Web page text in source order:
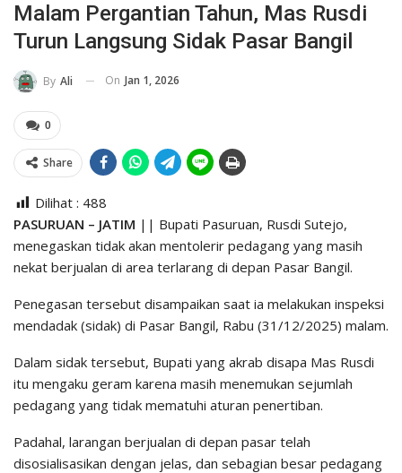
Malam Pergantian Tahun, Mas Rusdi
Turun Langsung Sidak Pasar Bangil
By Ali On Jan 1, 2026
0
Share
Dilihat : 488
PASURUAN – JATIM || Bupati Pasuruan, Rusdi Sutejo,
menegaskan tidak akan mentolerir pedagang yang masih
nekat berjualan di area terlarang di depan Pasar Bangil.
Penegasan tersebut disampaikan saat ia melakukan inspeksi
mendadak (sidak) di Pasar Bangil, Rabu (31/12/2025) malam.
Dalam sidak tersebut, Bupati yang akrab disapa Mas Rusdi
itu mengaku geram karena masih menemukan sejumlah
pedagang yang tidak mematuhi aturan penertiban.
Padahal, larangan berjualan di depan pasar telah
disosialisasikan dengan jelas, dan sebagian besar pedagang